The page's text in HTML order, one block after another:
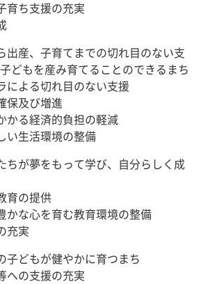
ち支援の充実
出産、子育てまでの切れ目のない支
どもを産み育てることのできるまち
よる切れ目のない支援
及び増進
る経済的負担の軽減
生活環境の整備
ちが夢をもって学び、自分らしく成
の提供
な心を育む教育環境の整備
充実
子どもが健やかに育つまち
の支援の充実